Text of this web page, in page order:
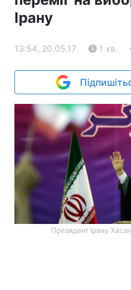
Ірану
13:54, 20.05.17 1 хв.
Президент Ірану